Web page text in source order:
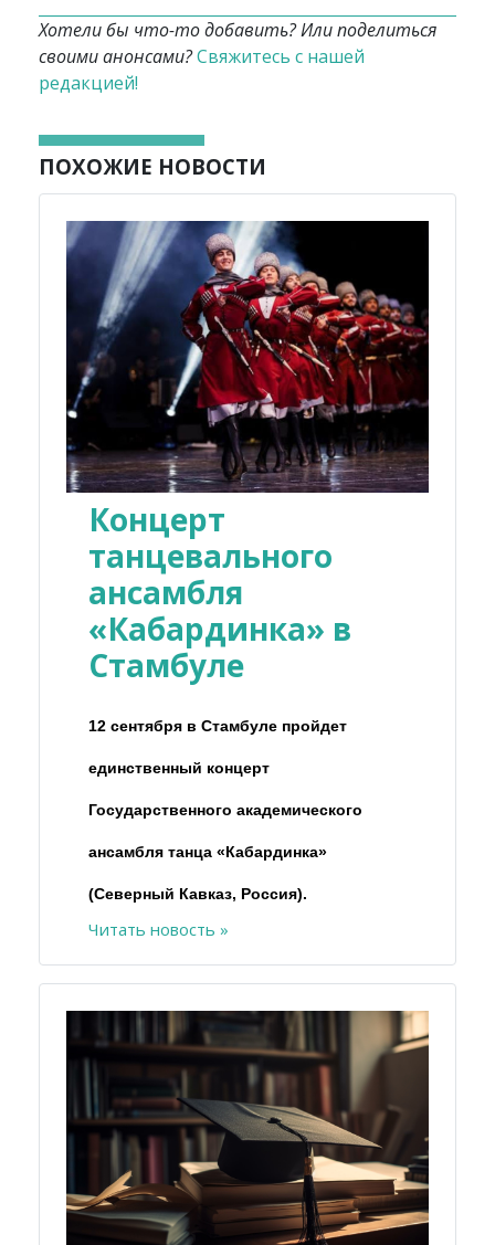
Хотели бы что-то добавить? Или поделиться
своими анонсами?Свяжитесь с нашей
редакцией!
ПОХОЖИЕ НОВОСТИ
Концерт
танцевального
ансамбля
«Кабардинка» в
Стамбуле
12 сентября в Стамбуле пройдет
единственный концерт
Государственного академического
ансамбля танца «Кабардинка»
(Северный Кавказ, Россия).
Читать новость »